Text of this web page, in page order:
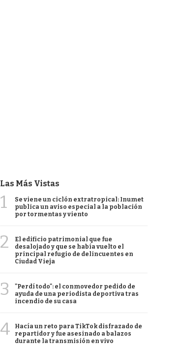
Las Más Vistas
1
Se viene un ciclón extratropical: Inumet
publica un aviso especial a la población
por tormentas y viento
2
El edificio patrimonial que fue
desalojado y que se había vuelto el
principal refugio de delincuentes en
Ciudad Vieja
3
"Perdí todo": el conmovedor pedido de
ayuda de una periodista deportiva tras
incendio de su casa
4
Hacía un reto para TikTok disfrazado de
repartidor y fue asesinado a balazos
durante la transmisión en vivo